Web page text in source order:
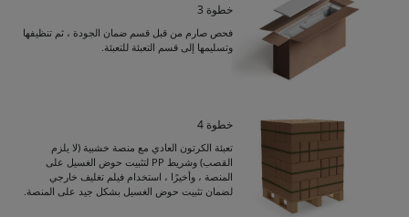
خطوة 3
فحص صارم من قبل قسم ضمان الجودة ، ثم تنظيفها
وتسليمها إلى قسم التعبئة للتعبئة.
خطوة 4
تعبئة الكرتون العادي مع منصة خشبية (لا يلزم
القصب) وشريط PP لتثبيت حوض الغسيل على
المنصة ، وأخيرًا ، استخدام فيلم تغليف خارجي
لضمان تثبيت حوض الغسيل بشكل جيد على المنصة.
Get Catalogue
Please leave your contact information,the